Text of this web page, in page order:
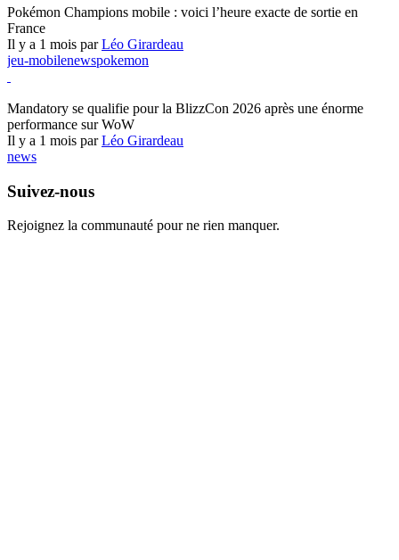
Pokémon Champions mobile : voici l’heure exacte de sortie en
France
Il y a 1 mois parLéo Girardeau
jeu-mobilenewspokemon
Mandatory se qualifie pour la BlizzCon 2026 après une énorme
performance sur WoW
Il y a 1 mois parLéo Girardeau
news
Suivez-nous
Rejoignez la communauté pour ne rien manquer.